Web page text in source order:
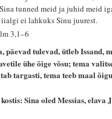
tunned meid ja juhid meid
ei lahkuks Sinu juurest.
3,1–6
päevad tulevad, ütleb Issand,
ühe õige võsu; tema
targasti, tema teeb maal
Sina oled Messias, elava